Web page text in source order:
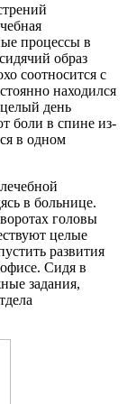
процессы в
образ
соотносится с
находился
день
боли в спине из-
в одном
в больнице.
головы
целые
развития
Сидя в
задания,